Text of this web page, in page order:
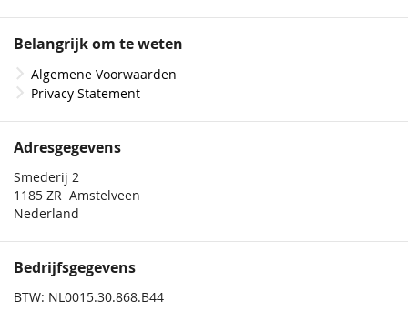
Belangrijk om te weten
Algemene Voorwaarden
Privacy Statement
Adresgegevens
Smederij 2
1185 ZR Amstelveen
Nederland
Bedrijfsgegevens
BTW: NL0015.30.868.B44